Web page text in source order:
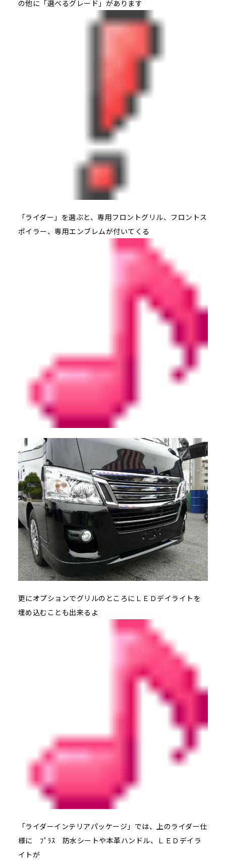
の他に「選べるグレード」があります
「ライダー」を選ぶと、専用フロントグリル、フロントス
ポイラー、専用エンブレムが付いてくる
更にオプションでグリルのところにＬＥＤデイライトを
埋め込むことも出来るよ
「ライダーインテリアパッケージ」では、上のライダー仕
様に ﾌﾟﾗｽ 防水シートや本革ハンドル、ＬＥＤデイラ
イトが